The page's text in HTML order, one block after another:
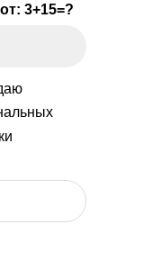
3+15=?